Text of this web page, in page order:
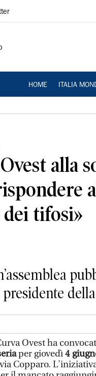
HOME ITALIA
alla
tifosi»
Ovest ha
per giovedì4
Copparo.